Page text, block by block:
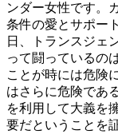
ンダー女性です。
条件の愛とサポー
日、トランスジェ
って闘っているの
ことが時には危険
はさらに危険であ
を利用して大義を
要だということを